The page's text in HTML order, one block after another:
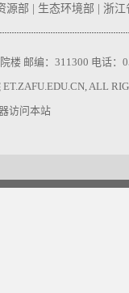
源部 生态环境部 浙江
邮编：311300 电话：
ALL
访问本站